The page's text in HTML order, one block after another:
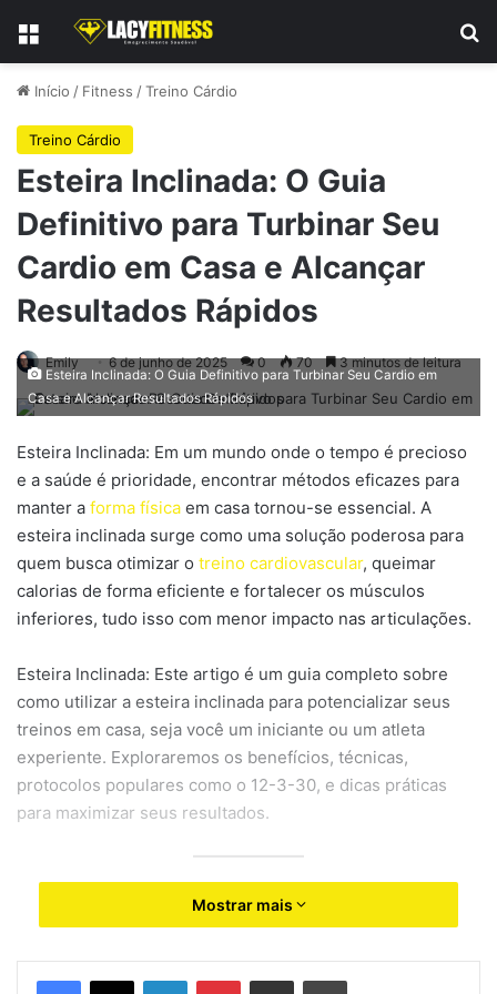
Menu
Início / Fitness /Treino Cárdio
Treino Cárdio
Esteira Inclinada: O Guia
Definitivo para Turbinar Seu
Cardio em Casa e Alcançar
Resultados Rápidos
Emily 6 de junho de 2025 0 70 3 minutos de leitura
Esteira Inclinada: O Guia Definitivo para Turbinar Seu Cardio em
Casa e Alcançar Resultados Rápidos
Esteira Inclinada: Em um mundo onde o tempo é precioso
e a saúde é prioridade, encontrar métodos eficazes para
manter a forma física em casa tornou-se essencial. A
esteira inclinada surge como uma solução poderosa para
quem busca otimizar o treino cardiovascular, queimar
calorias de forma eficiente e fortalecer os músculos
inferiores, tudo isso com menor impacto nas articulações.
Esteira Inclinada: Este artigo é um guia completo sobre
como utilizar a esteira inclinada para potencializar seus
treinos em casa, seja você um iniciante ou um atleta
experiente. Exploraremos os benefícios, técnicas,
protocolos populares como o 12-3-30, e dicas práticas
para maximizar seus resultados.
Benefícios da Esteira Inclinada
Mostrar mais
LinkedinPinterestCompartilhar via e-mail Imprimir